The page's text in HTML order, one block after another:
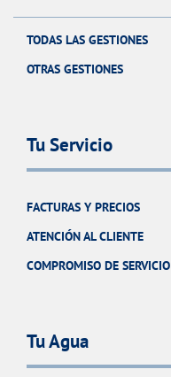
TODAS LAS GESTIONES
OTRAS GESTIONES
Tu Servicio
FACTURAS Y PRECIOS
ATENCIÓN AL CLIENTE
COMPROMISO DE SERVICIO
Tu Agua